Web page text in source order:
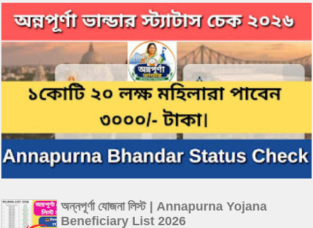
অন্নপূর্ণা যোজনা লিস্ট | Annapurna Yojana
Beneficiary List 2026